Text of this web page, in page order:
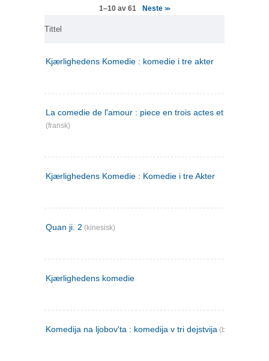
1–10 av 61 Neste>>
Tittel
Kjærlighedens Komedie : komedie i tre akter
La comedie de l'amour : piece en trois actes et en vers
(fransk)
Kjærlighedens Komedie : Komedie i tre Akter
Quan ji. 2 (kinesisk)
Kjærlighedens komedie
Komedija na ljobov'ta : komedija v tri dejstvija (bulgarsk)